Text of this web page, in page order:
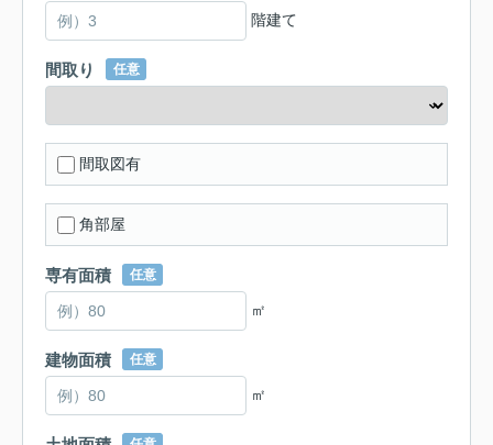
階建て
間取り 任意
間取図有
角部屋
専有面積 任意
㎡
建物面積 任意
㎡